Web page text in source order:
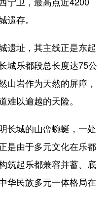
存。
址，其主线正是东起
城乐都段总长度达75公
山岩作为天然的屏障，
以逾越的天险。
城的山峦蜿蜒，一处
是由于多元文化在乐都
筑起乐都兼容并蓄、底
华民族多元一体格局在